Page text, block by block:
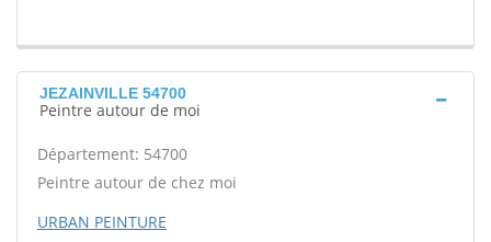
JEZAINVILLE 54700
Peintre autour de moi
Département: 54700
Peintre autour de chez moi
URBAN PEINTURE